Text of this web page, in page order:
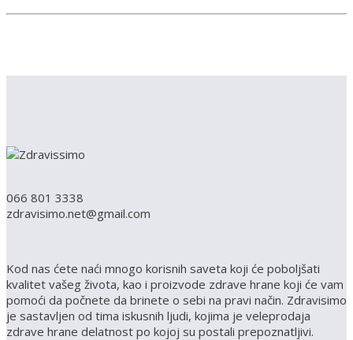
066 801 3338
zdravisimo.net@gmail.com
Kod nas ćete naći mnogo korisnih saveta koji će poboljšati
kvalitet vašeg života, kao i proizvode zdrave hrane koji će vam
pomoći da počnete da brinete o sebi na pravi način. Zdravisimo
je sastavljen od tima iskusnih ljudi, kojima je veleprodaja
zdrave hrane delatnost po kojoj su postali prepoznatljivi.